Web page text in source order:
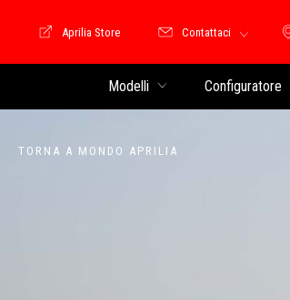
Moto Guzzi Store
Aprilia Store Contattaci
Modelli Configuratore
TORNA A MONDO APRILIA